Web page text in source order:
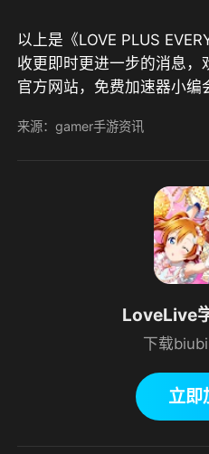
以上是《LOVE PLUS
收更即时更进一步的消息
官方网站，免费加速器小编
来源：gamer手游资讯
LoveLive
下载
立即